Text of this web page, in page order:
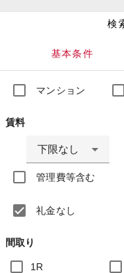
検
基本条件
マンション
賃料
下限なし
管理費等含む
礼金なし
間取り
1R